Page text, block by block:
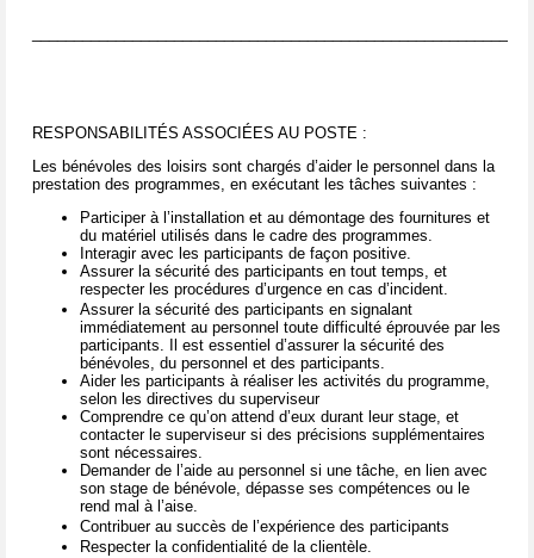
RESPONSABILITÉS ASSOCIÉES AU POSTE :
Les bénévoles des loisirs sont chargés d’aider le personnel dans la
prestation des programmes, en exécutant les tâches suivantes :
Participer à l’installation et au démontage des fournitures et
du matériel utilisés dans le cadre des programmes.
Interagir avec les participants de façon positive.
Assurer la sécurité des participants en tout temps, et
respecter les procédures d’urgence en cas d’incident.
Assurer la sécurité des participants en signalant
immédiatement au personnel toute difficulté éprouvée par les
participants. Il est essentiel d’assurer la sécurité des
bénévoles, du personnel et des participants.
Aider les participants à réaliser les activités du programme,
selon les directives du superviseur
Comprendre ce qu’on attend d’eux durant leur stage, et
contacter le superviseur si des précisions supplémentaires
sont nécessaires.
Demander de l’aide au personnel si une tâche, en lien avec
son stage de bénévole, dépasse ses compétences ou le
rend mal à l’aise.
Contribuer au succès de l’expérience des participants
Respecter la confidentialité de la clientèle.